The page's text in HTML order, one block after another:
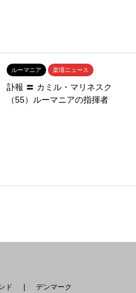
ルーマニア 楽壇ニュース
訃報 〓 カミル・マリネスク
（55）ルーマニアの指揮者
ド
デンマーク